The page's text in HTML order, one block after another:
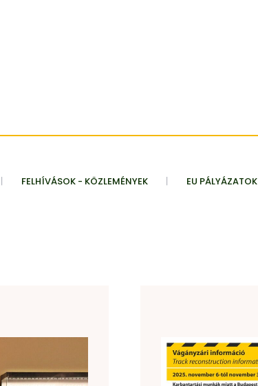
FELHÍVÁSOK - KÖZLEMÉNYEK EU PÁLYÁZATOK